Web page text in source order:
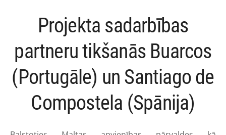
Projekta sadarbības
partneru tikšanās Buarcos
(Portugāle) un Santiago de
Compostela (Spānija)